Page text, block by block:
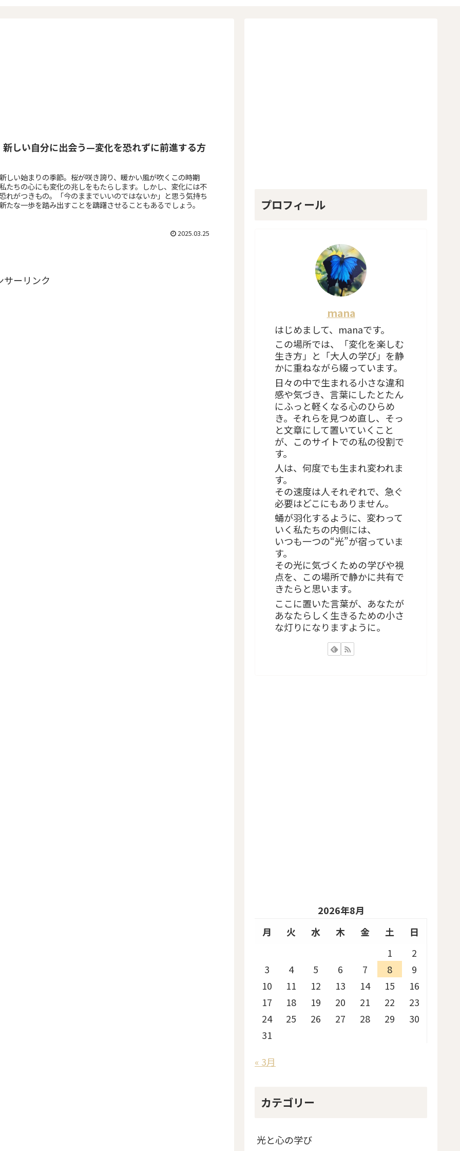
新しい自分に出会う—変化を恐れずに前進する方
しい始まりの季節。桜が咲き誇り、暖かい風が吹くこの時期
たちの心にも変化の兆しをもたらします。しかし、変化には不
れがつきもの。「今のままでいいのではないか」と思う気持ち
たな一歩を踏み出すことを躊躇させることもあるでしょう。
2025.03.25
サーリンク
プロフィール
mana
はじめまして、manaです。
この場所では、「変化を楽しむ
生き方」と「大人の学び」を静
かに重ねながら綴っています。
日々の中で生まれる小さな違和
感や気づき、言葉にしたとたん
にふっと軽くなる心のひらめ
き。それらを見つめ直し、そっ
と文章にして置いていくこと
が、このサイトでの私の役割で
す。
人は、何度でも生まれ変われま
す。
その速度は人それぞれで、急ぐ
必要はどこにもありません。
蛹が羽化するように、変わって
いく私たちの内側には、
いつも一つの“光”が宿っていま
す。
その光に気づくための学びや視
点を、この場所で静かに共有で
きたらと思います。
ここに置いた言葉が、あなたが
あなたらしく生きるための小さ
な灯りになりますように。
2026年8月
月
火 水 木 金 土
日
1
2
3
4 5 6 7 8
9
10
11 12 13 14 15
16
17
18 19 20 21 22
23
24
25 26 27 28 29
30
31
« 3月
カテゴリー
光と心の学び